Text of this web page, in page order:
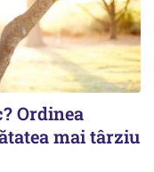
Ordinea
mai târziu